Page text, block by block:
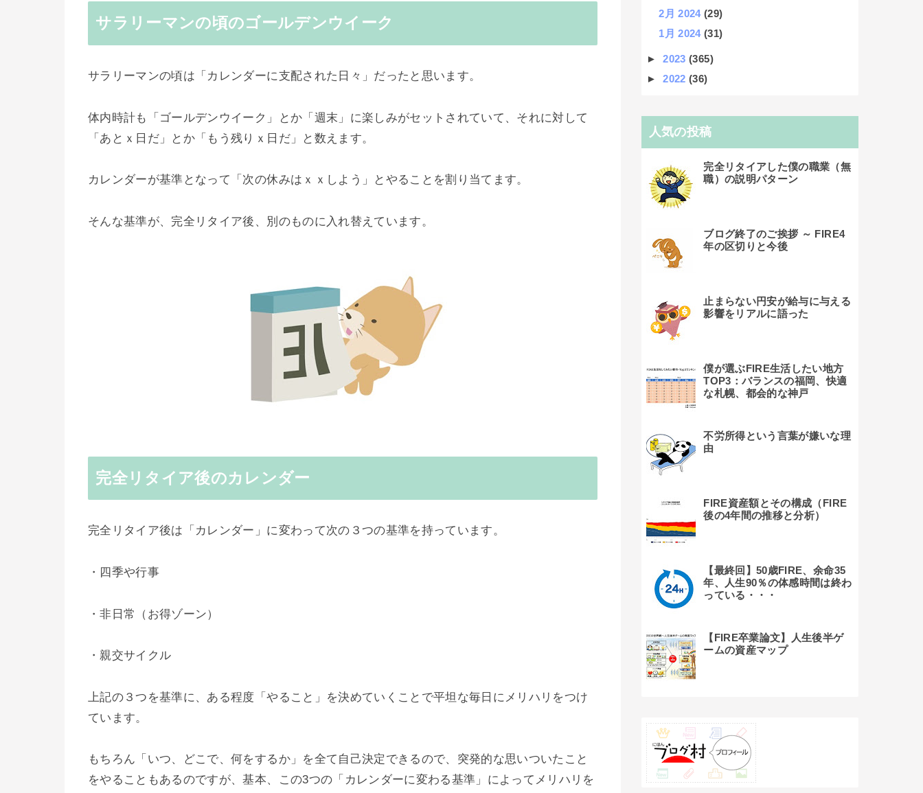
サラリーマンの頃のゴールデンウイーク
サラリーマンの頃は「カレンダーに支配された日々」だったと思います。
体内時計も「ゴールデンウイーク」とか「週末」に楽しみがセットされていて、それに対して
「あとｘ日だ」とか「もう残りｘ日だ」と数えます。
カレンダーが基準となって「次の休みはｘｘしよう」とやることを割り当てます。
そんな基準が、完全リタイア後、別のものに入れ替えています。
完全リタイア後のカレンダー
完全リタイア後は「カレンダー」に変わって次の３つの基準を持っています。
・四季や行事
・非日常（お得ゾーン）
・親交サイクル
上記の３つを基準に、ある程度「やること」を決めていくことで平坦な毎日にメリハリをつけ
ています。
もちろん「いつ、どこで、何をするか」を全て自己決定できるので、突発的な思いついたこと
をやることもあるのですが、基本、この3つの「カレンダーに変わる基準」によってメリハリを
2月 2024(29)
1月 2024(31)
►2023(365)
►2022(36)
人気の投稿
完全リタイアした僕の職業（無
職）の説明パターン
ブログ終了のご挨拶 ～ FIRE4
年の区切りと今後
止まらない円安が給与に与える
影響をリアルに語った
僕が選ぶFIRE生活したい地方
TOP3：バランスの福岡、快適
な札幌、都会的な神戸
不労所得という言葉が嫌いな理
由
FIRE資産額とその構成（FIRE
後の4年間の推移と分析）
【最終回】50歳FIRE、余命35
年、人生90％の体感時間は終わ
っている・・・
【FIRE卒業論文】人生後半ゲ
ームの資産マップ